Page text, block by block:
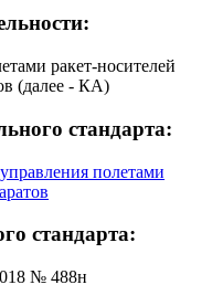
ракет-носителей
(далее - КА)
стандарта:
полетами
стандарта:
№ 488н